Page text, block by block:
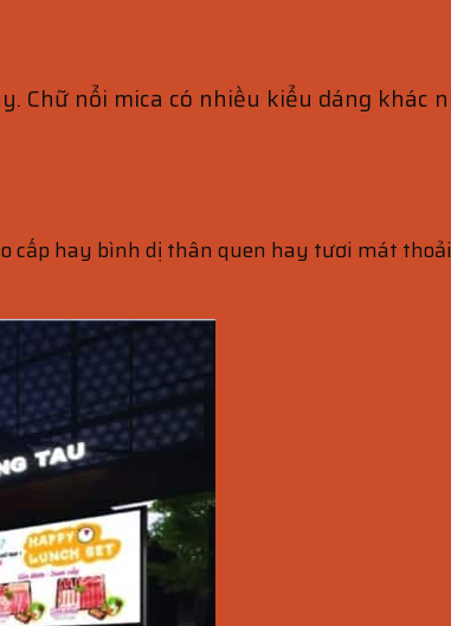
nổi mica có nhiều kiểu dáng khác
cấp hay bình dị thân quen hay tươi mát